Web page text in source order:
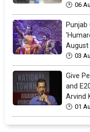
06
August
03
Give
and
Arvind
01